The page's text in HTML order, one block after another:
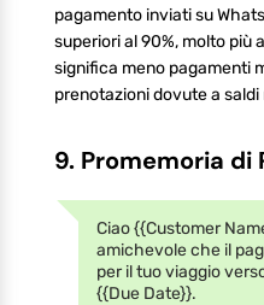
pagamento inviati su
superiori al 90%, molto più
significa meno pagamenti
prenotazioni dovute a saldi
9. Promemoria di
Ciao {{Customer
amichevole che il
per il tuo viaggio
{{Due Date}}.